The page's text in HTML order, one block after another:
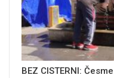
BEZ CISTERNI: